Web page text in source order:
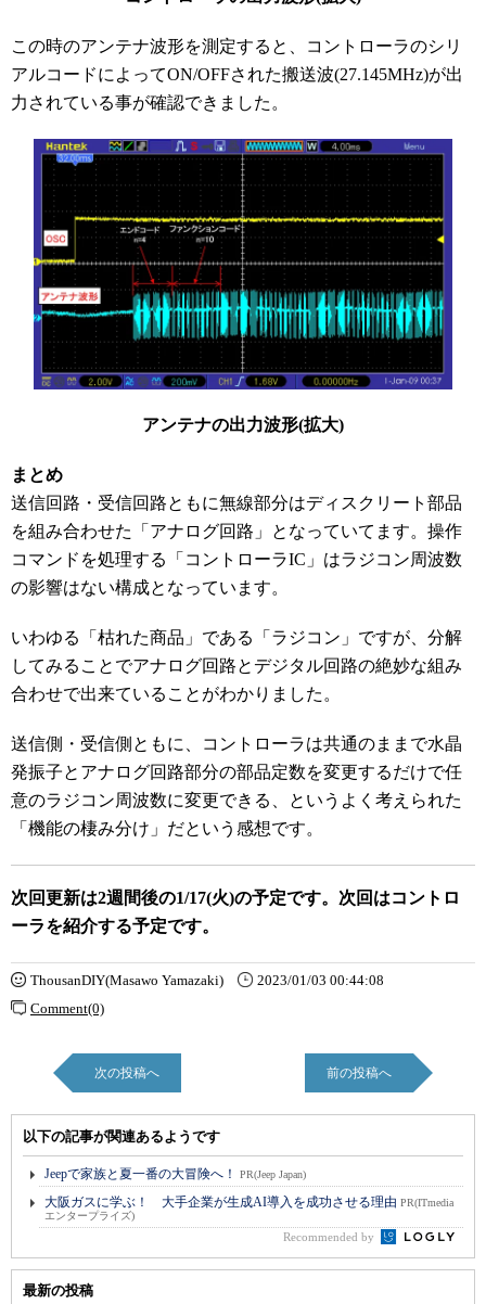
この時のアンテナ波形を測定すると、コントローラのシリ
アルコードによってON/OFFされた搬送波(27.145MHz)が出
力されている事が確認できました。
アンテナの出力波形(拡大)
まとめ
送信回路・受信回路ともに無線部分はディスクリート部品
を組み合わせた「アナログ回路」となっていてます。操作
コマンドを処理する「コントローラIC」はラジコン周波数
の影響はない構成となっています。
いわゆる「枯れた商品」である「ラジコン」ですが、分解
してみることでアナログ回路とデジタル回路の絶妙な組み
合わせで出来ていることがわかりました。
送信側・受信側ともに、コントローラは共通のままで水晶
発振子とアナログ回路部分の部品定数を変更するだけで任
意のラジコン周波数に変更できる、というよく考えられた
「機能の棲み分け」だという感想です。
次回更新は2週間後の1/17(火)の予定です。次回はコントロ
ーラを紹介する予定です。
ThousanDIY(Masawo Yamazaki)
2023/01/03 00:44:08
Comment(0)
次の投稿へ 前の投稿へ
以下の記事が関連あるようです
Jeepで家族と夏一番の大冒険へ！ PR(Jeep Japan)
大阪ガスに学ぶ！ 大手企業が生成AI導入を成功させる理由 PR(ITmedia
エンタープライズ)
Recommended by
最新の投稿